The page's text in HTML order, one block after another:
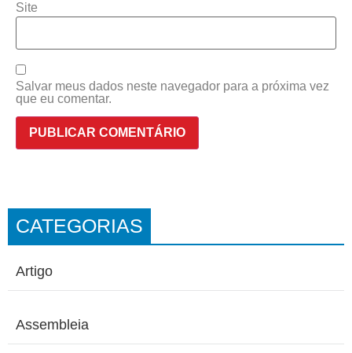
Site
Salvar meus dados neste navegador para a próxima vez
que eu comentar.
CATEGORIAS
Artigo
Assembleia